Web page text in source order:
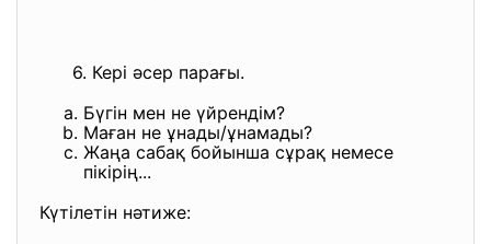
6. Кері әсер парағы.
Бүгін мен не үйрендім?
Маған не ұнады/ұнамады?
Жаңа сабақ бойынша сұрақ немесе
пікірің...
Күтілетін нәтиже: